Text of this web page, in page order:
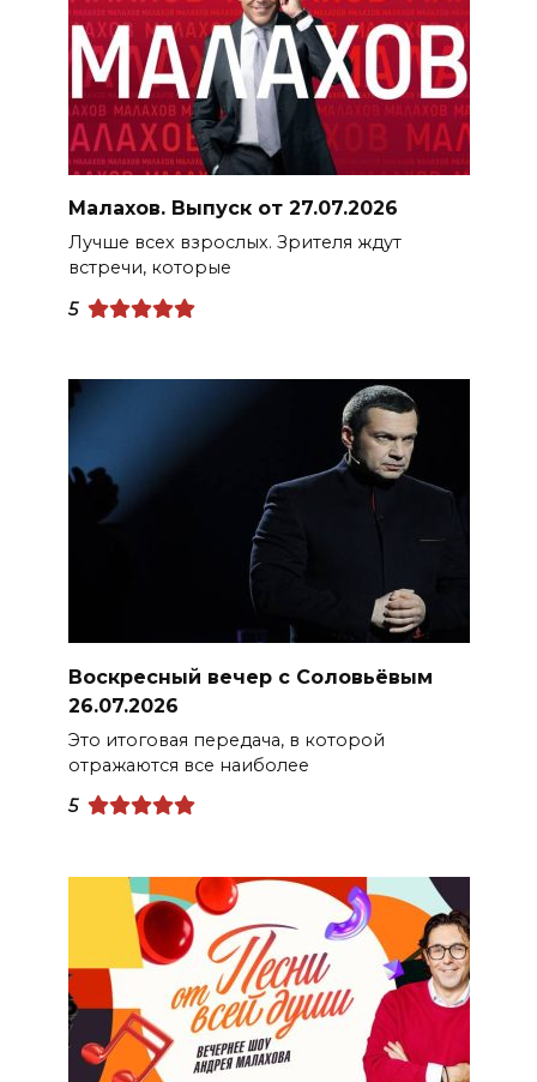
Малахов. Выпуск от 27.07.2026
Лучше всех взрослых. Зрителя ждут
встречи, которые
5
Воскресный вечер с Соловьёвым
26.07.2026
Это итоговая передача, в которой
отражаются все наиболее
5